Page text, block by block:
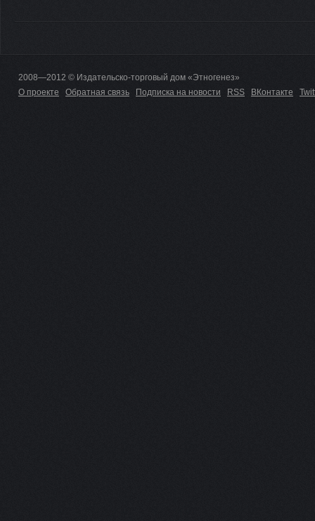
2008—2012 © Издательско-торговый дом «Этногенез»
О проекте
Обратная связь Подписка на новости RSS ВКонтакте